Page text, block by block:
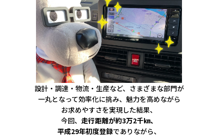
設計・調達・物流・生産など、さまざまな部門が
一丸となって効率化に挑み、魅力を高めながら
お求めやすさを実現した結果、
今回、 走行距離が約3万2千㎞、
平成29年初度登録でありながら、